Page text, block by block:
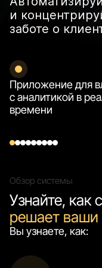
и
заботе о
Приложение для
с аналитикой в
времени
Обзор системы
Узнайте, как
решает ваши
Вы узнаете, как: